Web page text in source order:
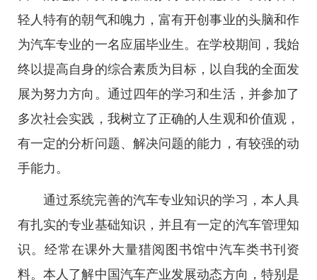
轻人特有的朝气和魄力，富有开创事业的头脑和作
为汽车专业的一名应届毕业生。在学校期间，我始
终以提高自身的综合素质为目标，以自我的全面发
展为努力方向。通过四年的学习和生活，并参加了
多次社会实践，我树立了正确的人生观和价值观，
有一定的分析问题、解决问题的能力，有较强的动
手能力。
通过系统完善的汽车专业知识的学习，本人具
有扎实的专业基础知识，并且有一定的汽车管理知
识。经常在课外大量猎阅图书馆中汽车类书刊资
料。本人了解中国汽车产业发展动态方向，特别是